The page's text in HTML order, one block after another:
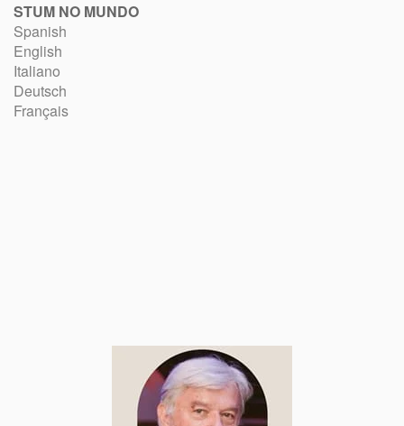
STUM NO MUNDO
Spanish
English
Italiano
Deutsch
Français